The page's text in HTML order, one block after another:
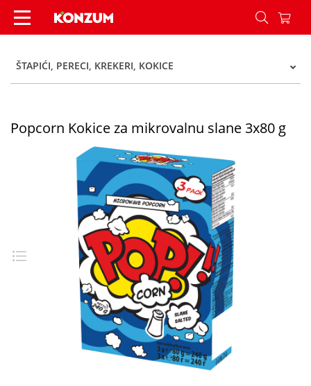
Popcorn Kokice za mikrovalnu slane 3x80 g -
ŠTAPIĆI, PERECI, KREKERI, KOKICE
Popcorn Kokice za mikrovalnu slane 3x80 g